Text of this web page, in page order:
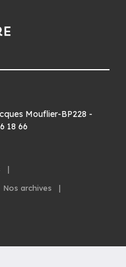
Mouflier-BP228 -
18 66
|
Nos archives
|